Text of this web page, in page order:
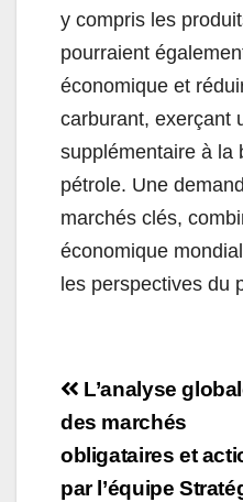
y compris les
pourraient
économique et
carburant, exerçant
supplémentaire à la
pétrole. Une
marchés clés,
économique
les perspectives du
Navigation
de
l’article
L’analyse
des marchés
obligataires et
par l’équipe